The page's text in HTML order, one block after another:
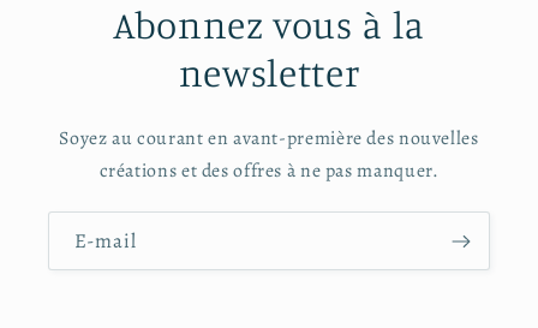
Abonnez vous à la
newsletter
Soyez au courant en avant-première des nouvelles
créations et des offres à ne pas manquer.
E-mail